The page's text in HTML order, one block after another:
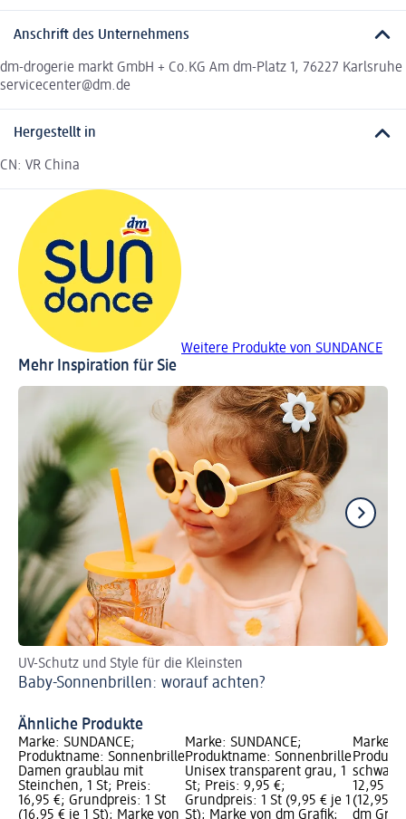
Anschrift des Unternehmens
dm-drogerie markt GmbH + Co.KG Am dm-Platz 1, 76227 Karlsruhe
servicecenter@dm.de
Hergestellt in
CN: VR China
Weitere Produkte von SUNDANCE
Mehr Inspiration für Sie
UV-Schutz und Style für die Kleinsten
Baby-Sonnenbrillen: worauf achten?
Ähnliche Produkte
Marke: SUNDANCE;
Produktname: Sonnenbrille
Damen graublau mit
Steinchen, 1 St; Preis:
16,95 €; Grundpreis: 1 St
(16,95 € je 1 St); Marke von
Marke: SUNDANCE;
Produktname: Sonnenbrille
Unisex transparent grau, 1
St; Preis: 9,95 €;
Grundpreis: 1 St (9,95 € je 1
St); Marke von dm Grafik;
Marke:
schwarz
12,95 €;
(12,95 €
dm